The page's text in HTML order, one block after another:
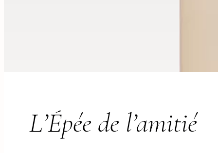
L’Épée de l’amitié